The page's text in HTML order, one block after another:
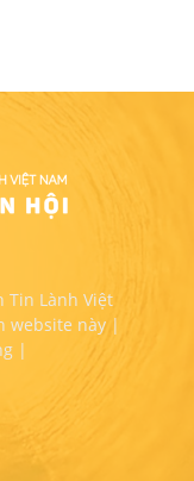
Tin Lành Việt
website này |
|